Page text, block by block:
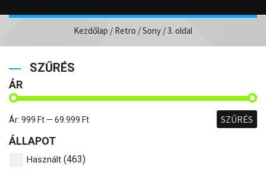
Kezdőlap / Retro /Sony / 3. oldal
SZŰRÉS
ÁR
SZŰRÉS
Ár: 999 Ft — 69.999 Ft
ÁLLAPOT
Használt (463)